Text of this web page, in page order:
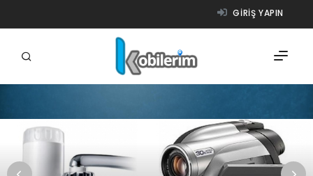
GIRIŞ YAPIN
FIRMALAR
ÜRÜNLER